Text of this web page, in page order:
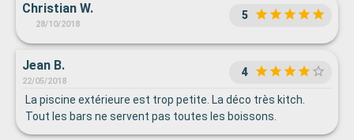
Christian W.
28/10/2018
5
Jean B.
22/05/2018
4
La piscine extérieure est trop petite. La déco très kitch.
Tout les bars ne servent pas toutes les boissons.